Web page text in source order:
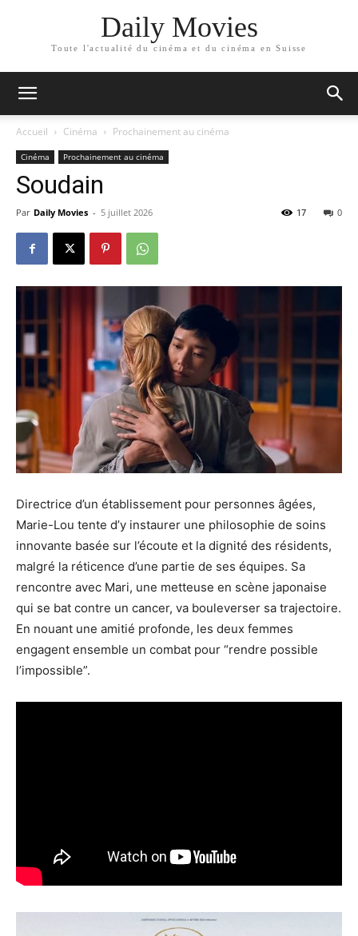
Daily Movies
Toute l'actualité du cinéma et du cinéma en Suisse
Accueil Cinéma Prochainement au cinéma
Cinéma Prochainement au cinéma
Soudain
Par Daily Movies - 5 juillet 2026 0
17
Directrice d’un établissement pour personnes âgées,
Marie-Lou tente d’y instaurer une philosophie de soins
innovante basée sur l’écoute et la dignité des résidents,
malgré la réticence d’une partie de ses équipes. Sa
rencontre avec Mari, une metteuse en scène japonaise
qui se bat contre un cancer, va bouleverser sa trajectoire.
En nouant une amitié profonde, les deux femmes
engagent ensemble un combat pour “rendre possible
l’impossible”.